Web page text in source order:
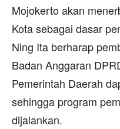
Mojokerto akan
Kota sebagai dasar
Ning Ita berharap
Badan Anggaran
Pemerintah Daerah
sehingga program
dijalankan.